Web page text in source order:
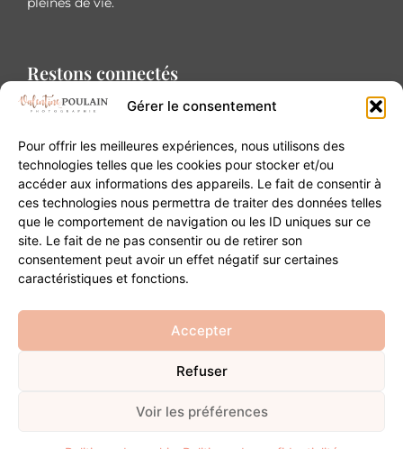
Gérer le consentement
Pour offrir les meilleures expériences, nous utilisons des
technologies telles que les cookies pour stocker et/ou
accéder aux informations des appareils. Le fait de consentir à
ces technologies nous permettra de traiter des données telles
que le comportement de navigation ou les ID uniques sur ce
site. Le fait de ne pas consentir ou de retirer son
consentement peut avoir un effet négatif sur certaines
caractéristiques et fonctions.
Accepter
Refuser
Voir les préférences
Restons connectés
Contact
20B Grand Rue 68180 Horbourg-Wihr
06 84 93 03 01
contact@valentinepoulain.com
Mentions légales· Politique de confidentialité
Développement